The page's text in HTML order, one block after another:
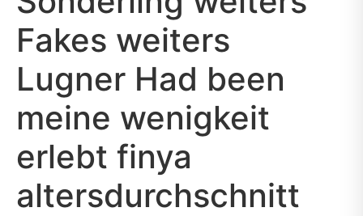
Fakes weiters
Lugner Had been
meine wenigkeit
erlebt finya
altersdurchschnitt